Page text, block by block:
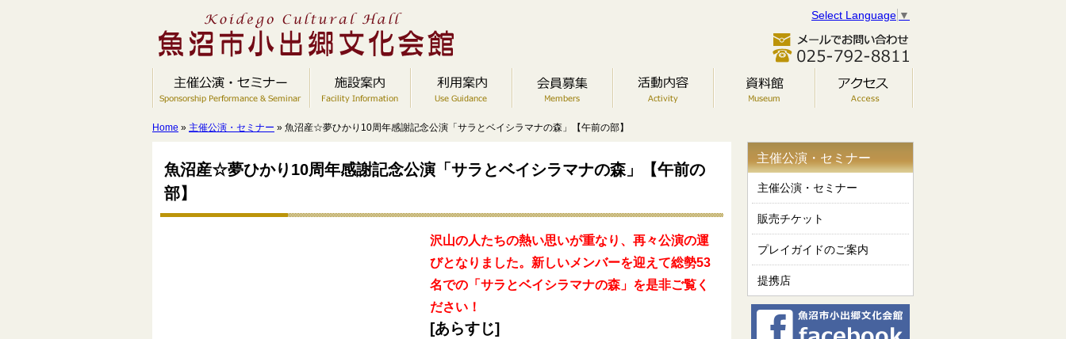
Select Language ▼
Home » 主催公演・セミナー » 魚沼産☆夢ひかり10周年感謝記念公演「サラとベイシラマナの森」【午前の部】
魚沼産☆夢ひかり10周年感謝記念公演「サラとベイシラマナの森」【午前の
部】
沢山の人たちの熱い思いが重なり、再々公演の運
びとなりました。新しいメンバーを迎えて総勢53
名での「サラとベイシラマナの森」を是非ご覧く
ださい！
[あらすじ]
主催公演・セミナー
主催公演・セミナー
販売チケット
プレイガイドのご案内
提携店